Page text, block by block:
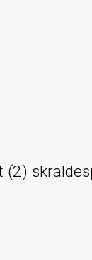
(2)